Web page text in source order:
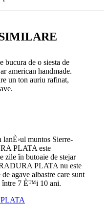
de o siesta de
american handmade.
un ton auriu rafinat,
lanÈ›ul muntos Sierre-
PLATA este
zile în butoaie de stejar
PLATA nu este
agave albastre care sunt
între 7 È™i 10 ani.